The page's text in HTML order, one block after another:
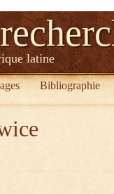
latine
Bibliographie